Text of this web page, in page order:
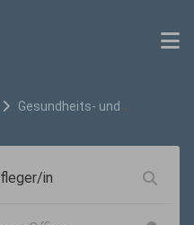
Gesundheits- und